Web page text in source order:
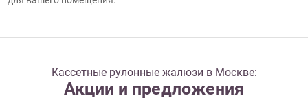
Кассетные рулонные жалюзи в Москве:
Акции и предложения